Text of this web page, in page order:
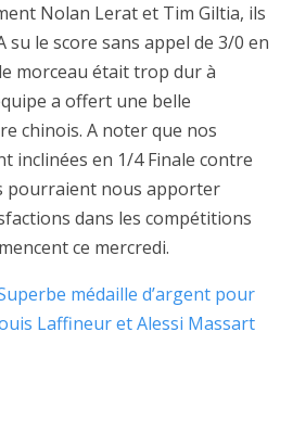
Nolan Lerat et Tim Giltia, ils
le score sans appel de 3/0 en
morceau était trop dur à
a offert une belle
chinois. A noter que nos
inclinées en 1/4 Finale contre
pourraient nous apporter
dans les compétitions
ce mercredi.
médaille d’argent pour
Laffineur et Alessi Massart